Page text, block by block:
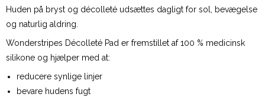
Huden på bryst og décolleté udsættes dagligt for sol, bevægelse
og naturlig aldring.
Wonderstripes Décolleté Pad er fremstillet af 100 % medicinsk
silikone og hjælper med at:
reducere synlige linjer
bevare hudens fugt